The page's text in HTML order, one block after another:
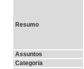
Resumo
Assuntos
Categoria